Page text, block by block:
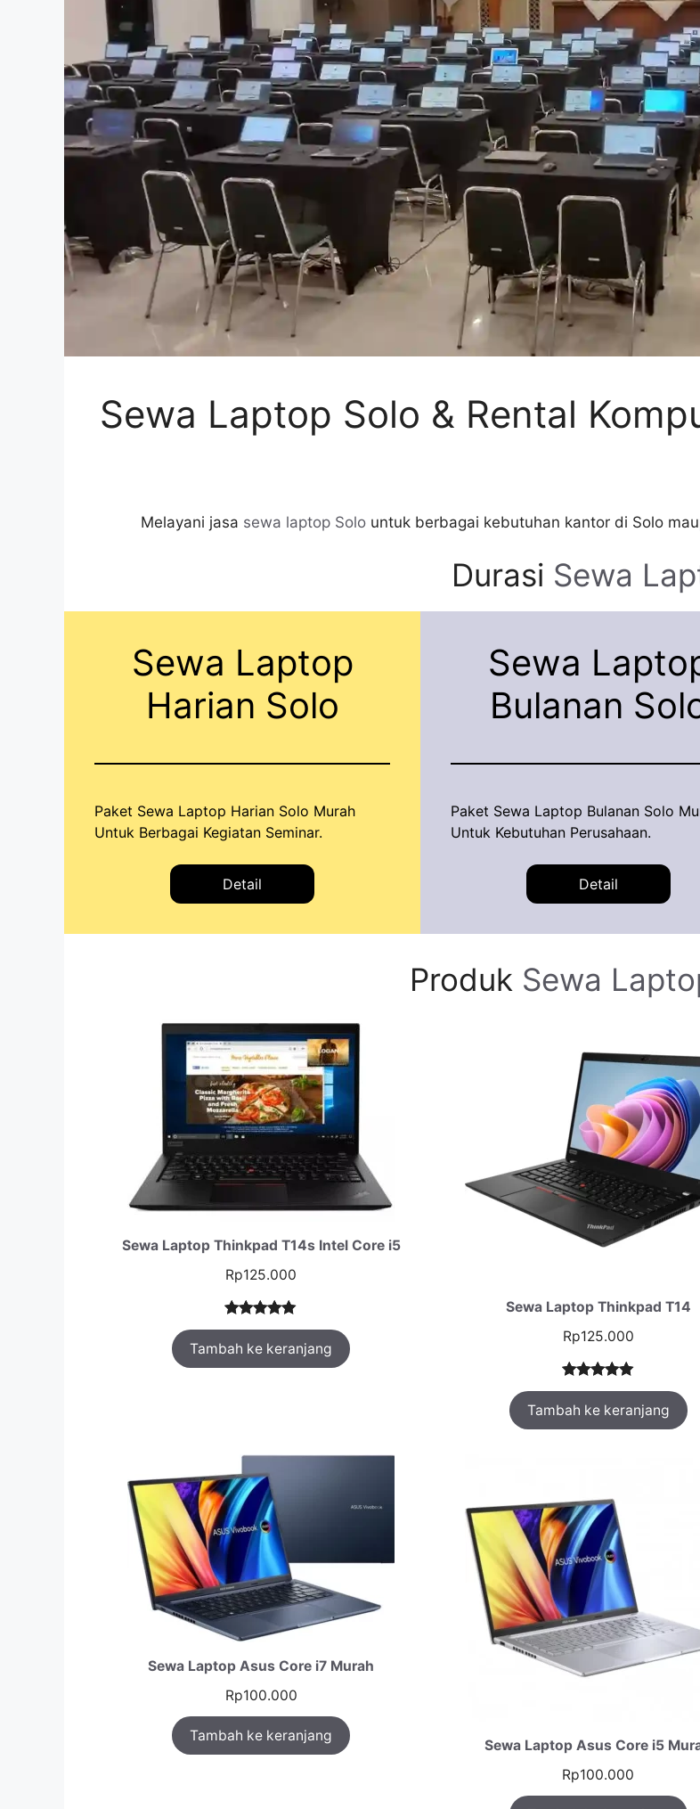
Sewa Laptop Solo & Rental
Melayani jasa sewa laptop Solo untuk berbagai kebutuhan kantor di Solo
Durasi Sewa
Sewa Laptop
Harian Solo
Paket Sewa Laptop Harian Solo Murah
Untuk Berbagai Kegiatan Seminar.
Detail
Sewa
Bulanan
Paket Sewa Laptop Bulanan Solo
Untuk Kebutuhan Perusahaan.
Detail
Produk Sewa
Sewa Laptop Thinkpad T14s Intel Core i5
Rp125.000
Peringkat
5.00dari 5
berdasarka
1
Tambah ke keranjang
Sewa Laptop Thinkpad T14
Rp125.000
Peringkat
5.00dari 5
berdasarka
1
Tambah ke keranjang
Sewa Laptop Asus Core i7 Murah
Rp100.000
Tambah ke keranjang
Sewa Laptop Asus Core i5
Rp100.000